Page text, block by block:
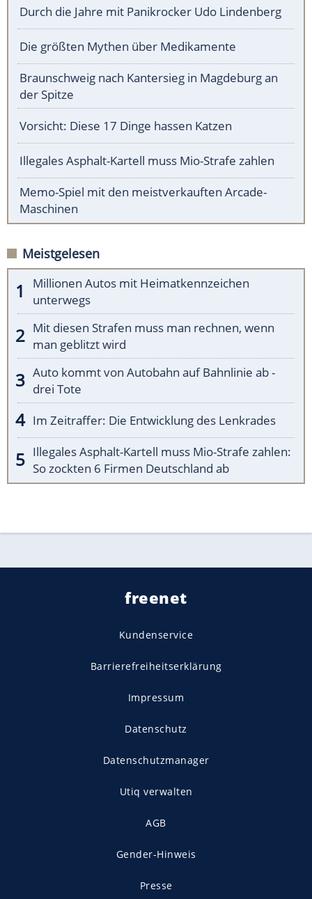
Durch die Jahre mit Panikrocker Udo Lindenberg
Die größten Mythen über Medikamente
Braunschweig nach Kantersieg in Magdeburg an
der Spitze
Vorsicht: Diese 17 Dinge hassen Katzen
Illegales Asphalt-Kartell muss Mio-Strafe zahlen
Memo-Spiel mit den meistverkauften Arcade-
Maschinen
Meistgelesen
Millionen Autos mit Heimatkennzeichen
unterwegs
Mit diesen Strafen muss man rechnen, wenn
man geblitzt wird
Auto kommt von Autobahn auf Bahnlinie ab -
drei Tote
Im Zeitraffer: Die Entwicklung des Lenkrades
Illegales Asphalt-Kartell muss Mio-Strafe zahlen:
So zockten 6 Firmen Deutschland ab
freenet
Kundenservice
Barrierefreiheitserklärung
Impressum
Datenschutz
Datenschutzmanager
Utiq verwalten
AGB
Gender-Hinweis
Presse